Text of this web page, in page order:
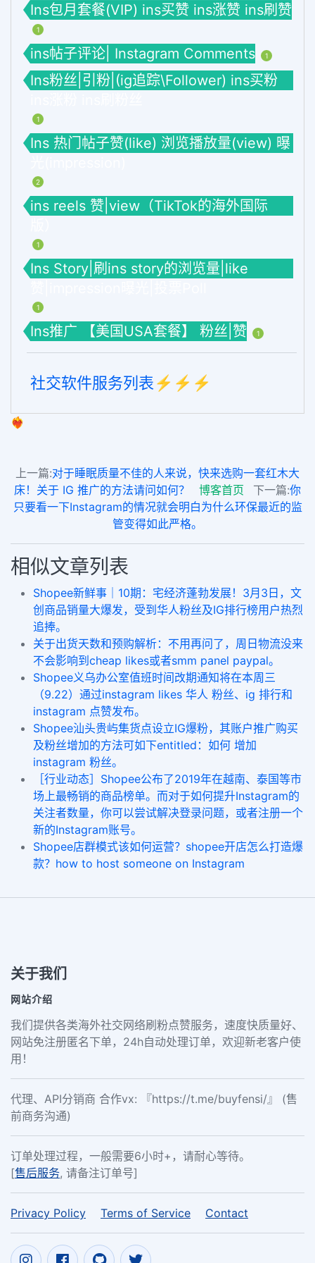
Ins包月套餐(VIP) ins买赞 ins涨赞 ins刷赞
1
ins帖子评论| Instagram Comments 1
Ins粉丝|引粉|(ig追踪\Follower) ins买粉
1
Ins 热门帖子赞(like) 浏览播放量(view) 曝
2
ins reels 赞|view（TikTok的海外国际
1
Ins Story|刷ins story的浏览量|like
1
Ins推广 【美国USA套餐】 粉丝|赞 1
社交软件服务列表⚡️⚡️⚡️
❤️‍🔥
上一篇:对于睡眠质量不佳的人来说，快来选购一套红木大
床！关于 IG 推广的方法请问如何？
博客首页 下一篇:你
只要看一下Instagram的情况就会明白为什么环保最近的监
管变得如此严格。
相似文章列表
Shopee新鲜事｜10期：宅经济蓬勃发展！3月3日，文
创商品销量大爆发，受到华人粉丝及IG排行榜用户热烈
追捧。
关于出货天数和预购解析：不用再问了，周日物流没来
不会影响到cheap likes或者smm panel paypal。
Shopee义乌办公室值班时间改期通知将在本周三
（9.22）通过instagram likes 华人 粉丝、ig 排行和
instagram 点赞发布。
Shopee汕头贵屿集货点设立IG爆粉，其账户推广购买
及粉丝增加的方法可如下entitled：如何 增加
instagram 粉丝。
［行业动态］Shopee公布了2019年在越南、泰国等市
场上最畅销的商品榜单。而对于如何提升Instagram的
关注者数量，你可以尝试解决登录问题，或者注册一个
新的Instagram账号。
Shopee店群模式该如何运营？shopee开店怎么打造爆
款？how to host someone on Instagram
关于我们
网站介绍
我们提供各类海外社交网络刷粉点赞服务，速度快质量好、
网站免注册匿名下单，24h自动处理订单，欢迎新老客户使
用！
代理、API分销商 合作vx: 『https://t.me/buyfensi/』 (售
前商务沟通)
订单处理过程，一般需要6小时+，请耐心等待。
[售后服务, 请备注订单号]
Privacy Policy Terms of Service Contact